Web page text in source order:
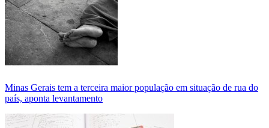
Minas Gerais tem a terceira maior população em situação de rua do
país, aponta levantamento